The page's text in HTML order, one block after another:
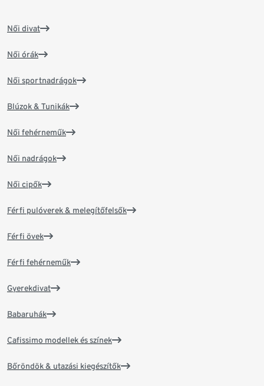
Női divat
Női órák
Női sportnadrágok
Blúzok & Tunikák
Női fehérneműk
Női nadrágok
Női cipők
Férfi pulóverek & melegítőfelsők
Férfi övek
Férfi fehérneműk
Gyerekdivat
Babaruhák
Cafissimo modellek és színek
Bőröndök & utazási kiegészítők